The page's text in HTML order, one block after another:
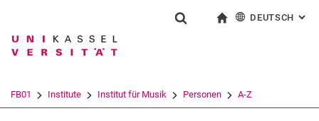
Springe direkt zu: Inhalt
Springe direkt zu: Suche
Springe direkt zu:
Suchbegriff
DEUTSCH :
FB01 Institute Institut für Musik Personen A-Z